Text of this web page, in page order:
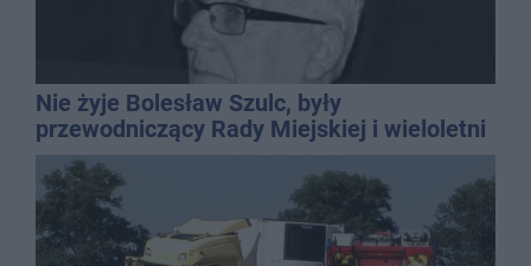
Nie żyje Bolesław Szulc, były
przewodniczący Rady Miejskiej i wieloletni
dyrektor SP 14